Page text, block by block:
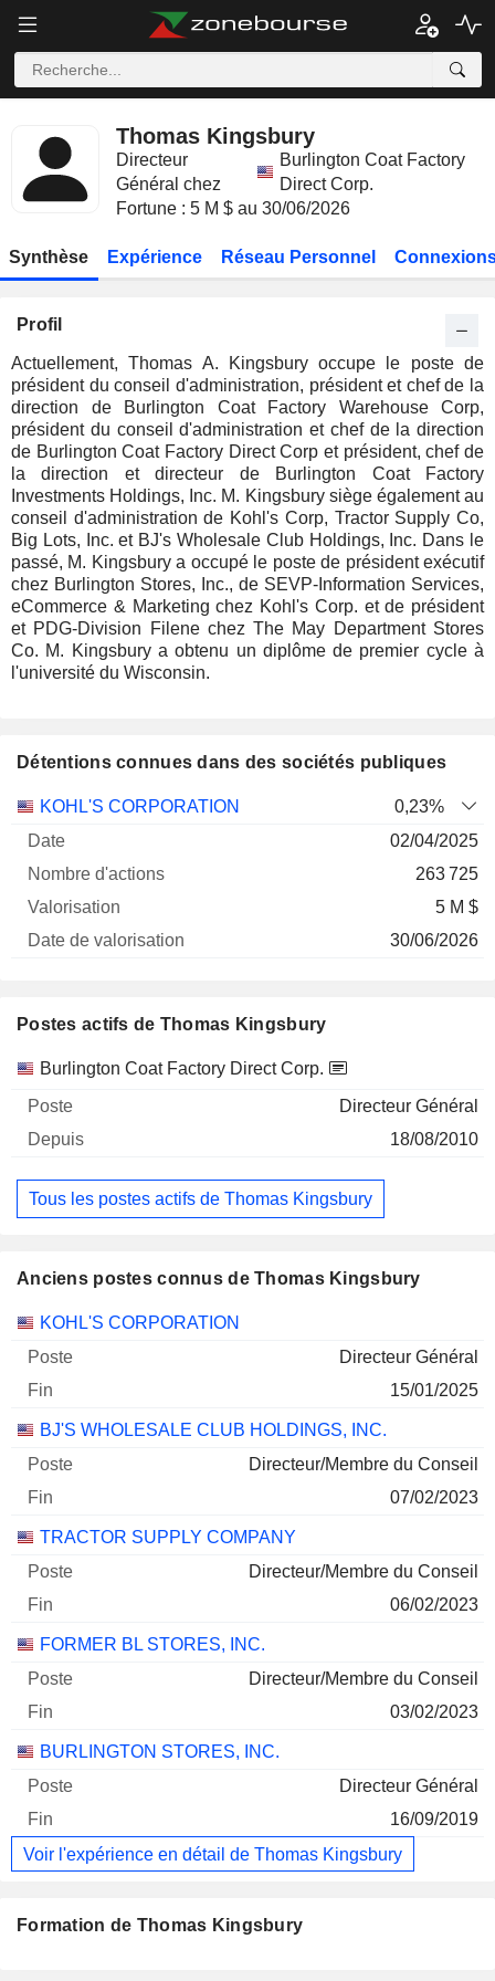
Thomas Kingsbury
Directeur
Général chez
Burlington Coat Factory
Direct Corp.
Fortune : 5 M $ au 30/06/2026
Synthèse Expérience Réseau Personnel
Profil
Actuellement, Thomas A. Kingsbury occupe le poste de
président du conseil d'administration, président et chef de la
direction de Burlington Coat Factory Warehouse Corp,
président du conseil d'administration et chef de la direction
de Burlington Coat Factory Direct Corp et président, chef de
la direction et directeur de Burlington Coat Factory
Investments Holdings, Inc. M. Kingsbury siège également au
conseil d'administration de Kohl's Corp, Tractor Supply Co,
Big Lots, Inc. et BJ's Wholesale Club Holdings, Inc. Dans le
passé, M. Kingsbury a occupé le poste de président exécutif
chez Burlington Stores, Inc., de SEVP-Information Services,
eCommerce & Marketing chez Kohl's Corp. et de président
et PDG-Division Filene chez The May Department Stores
Co. M. Kingsbury a obtenu un diplôme de premier cycle à
l'université du Wisconsin.
Détentions connues dans des sociétés publiques
Nombre
Date de
KOHL'S CORPORATION
0,23%
02/04/2025
263 725
5 M $
30/06/2026
Postes actifs de Thomas Kingsbury
Sociétés Poste Début
Burlington Coat Factory Direct Corp.
Directeur Général
18/08/2010
Tous les postes actifs de Thomas Kingsbury
Anciens postes connus de Thomas Kingsbury
Sociétés Poste Fin
KOHL'S CORPORATION
Directeur Général
15/01/2025
BJ'S WHOLESALE CLUB HOLDINGS, INC.
Directeur/Membre du Conseil
07/02/2023
TRACTOR SUPPLY COMPANY
Directeur/Membre du Conseil
06/02/2023
FORMER BL STORES, INC.
Directeur/Membre du Conseil
03/02/2023
BURLINGTON STORES, INC.
Directeur Général
16/09/2019
Voir l'expérience en détail de Thomas Kingsbury
Formation de Thomas Kingsbury